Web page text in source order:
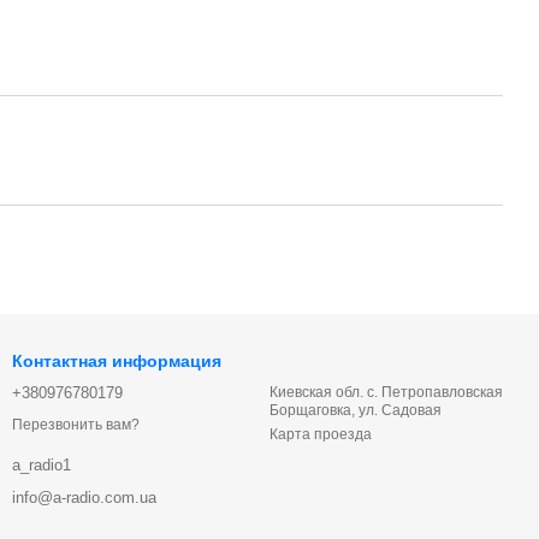
Контактная информация
+380976780179
Перезвонить вам?
a_radio1
info@a-radio.com.ua
Киевская обл. с. Петропавловская
Борщаговка, ул. Садовая
Карта проезда